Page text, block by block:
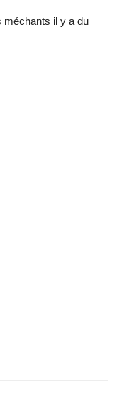
méchants il y a du